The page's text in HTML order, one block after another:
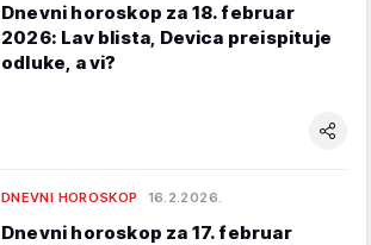
Dnevni horoskop za 18. februar
2026: Lav blista, Devica preispituje
odluke, a vi?
DNEVNI HOROSKOP 16.2.2026.
Dnevni horoskop za 17. februar